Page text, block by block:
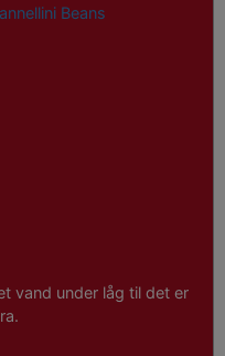
Beans
vand under låg til det er